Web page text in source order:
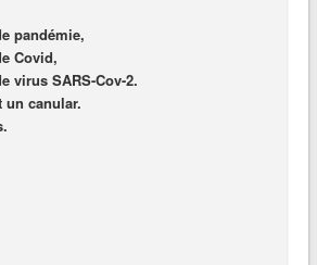
pandémie,
Covid,
virus SARS-Cov-2.
un canular.